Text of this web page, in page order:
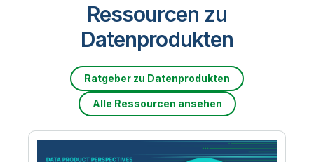
Ressourcen zu
Datenprodukten
Ratgeber zu Datenprodukten
Alle Ressourcen ansehen